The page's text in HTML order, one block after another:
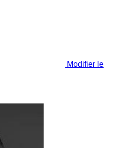
Modifier le